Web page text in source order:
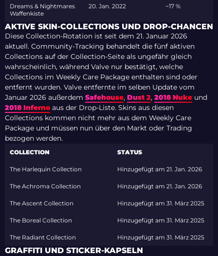
Dreams & Nightmares
Waffenkiste
20. Jan. 2022 ~17 %
AKTIVE SKIN-COLLECTIONS UND DROP-CHANCEN
Diese Collection-Rotation ist seit dem 21. Januar 2026
aktuell. Community-Tracking behandelt die fünf aktiven
Collections auf der Collection-Seite als ungefähr gleich
wahrscheinlich, während Valve nur bestätigt, welche
Collections im Weekly Care Package enthalten sind oder
entfernt wurden. Valve entfernte im selben Update vom
Januar 2026 außerdem Safehouse, Dust 2, 2018 Nuke und
2018 Inferno aus der Drop-Liste. Skins aus diesen
Collections kommen nicht mehr aus dem Weekly Care
Package und müssen nun über den Markt oder Trading
bezogen werden.
COLLECTION STATUS
The Harlequin Collection Hinzugefügt am 21. Jan. 2026
The Achroma Collection Hinzugefügt am 21. Jan. 2026
The Ascent Collection Hinzugefügt am 31. März 2025
The Boreal Collection Hinzugefügt am 31. März 2025
The Radiant Collection Hinzugefügt am 31. März 2025
GRAFFITI UND STICKER-KAPSELN